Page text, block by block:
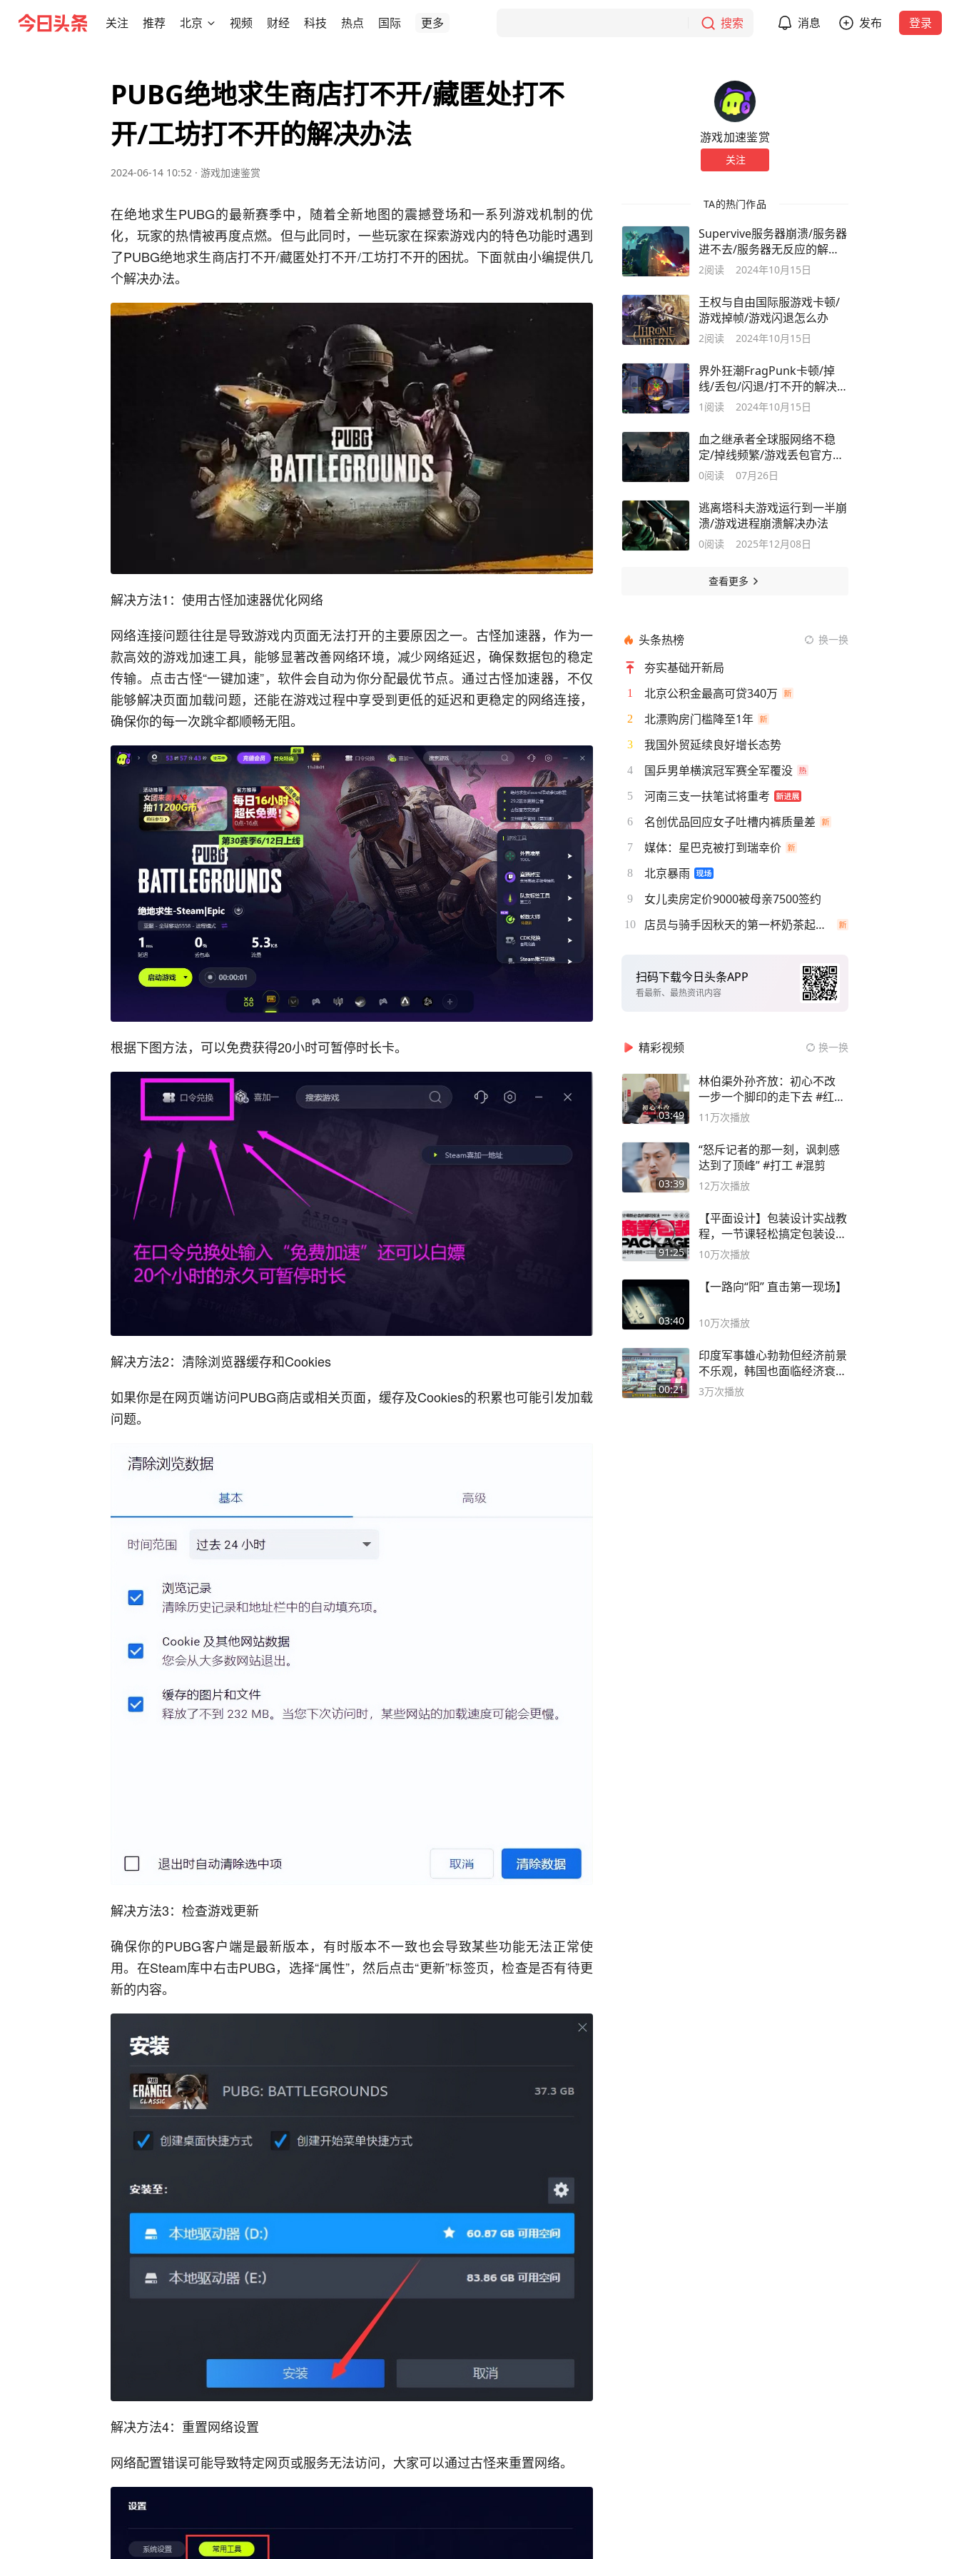
关注 推荐 北京 视频 财经 科技 热点 国际 更多 搜索 消息 发布 登录
PUBG绝地求生商店打不开/藏匿处打不
开/工坊打不开的解决办法
2024-06-14 10:52 · 游戏加速鉴赏
在绝地求生PUBG的最新赛季中，随着全新地图的震撼登场和一系列游戏机制的优
化，玩家的热情被再度点燃。但与此同时，一些玩家在探索游戏内的特色功能时遇到
了PUBG绝地求生商店打不开/藏匿处打不开/工坊打不开的困扰。下面就由小编提供几
个解决办法。
解决方法1：使用古怪加速器优化网络
网络连接问题往往是导致游戏内页面无法打开的主要原因之一。古怪加速器，作为一
款高效的游戏加速工具，能够显著改善网络环境，减少网络延迟，确保数据包的稳定
传输。点击古怪“一键加速”，软件会自动为你分配最优节点。通过古怪加速器，不仅
能够解决页面加载问题，还能在游戏过程中享受到更低的延迟和更稳定的网络连接，
确保你的每一次跳伞都顺畅无阻。
根据下图方法，可以免费获得20小时可暂停时长卡。
解决方法2：清除浏览器缓存和Cookies
如果你是在网页端访问PUBG商店或相关页面，缓存及Cookies的积累也可能引发加载
问题。
解决方法3：检查游戏更新
确保你的PUBG客户端是最新版本，有时版本不一致也会导致某些功能无法正常使
用。在Steam库中右击PUBG，选择“属性”，然后点击“更新”标签页，检查是否有待更
新的内容。
解决方法4：重置网络设置
网络配置错误可能导致特定网页或服务无法访问，大家可以通过古怪来重置网络。
游戏加速鉴赏
关注
TA的热门作品
Supervive服务器崩溃/服务器
进不去/服务器无反应的解决
办法
2阅读 2024年10月15日
王权与自由国际服游戏卡顿/
游戏掉帧/游戏闪退怎么办
2阅读 2024年10月15日
界外狂潮FragPunk卡顿/掉
线/丢包/闪退/打不开的解决办
法
1 阅读 2024年10月15日
血之继承者全球服网络不稳
定/掉线频繁/游戏丢包官方解
决方案
0阅读 07月26日
逃离塔科夫游戏运行到一半崩
溃/游戏进程崩溃解决办法
0阅读 2025年12月08日
查看更多
头条热榜 换一换
夯实基础开新局
1 北京公积金最高可贷340万
2 北漂购房门槛降至1年
3 我国外贸延续良好增长态势
4 国乒男单横滨冠军赛全军覆没
5 河南三支一扶笔试将重考
6 名创优品回应女子吐槽内裤质量差
7 媒体：星巴克被打到瑞幸价
8 北京暴雨
9 女儿卖房定价9000被母亲7500签约
10 店员与骑手因秋天的第一杯奶茶起冲突
扫码下载今日头条APP
看最新、最热资讯内容
精彩视频 换一换
03:49
林伯渠外孙齐放：初心不改
一步一个脚印的走下去 #红船
论坛
11万次播放
03:39
“怒斥记者的那一刻，讽刺感
达到了顶峰” #打工 #混剪
12万次播放
91:25
【平面设计】包装设计实战教
程，一节课轻松搞定包装设计
流程！
10万次播放
03:40
【一路向“阳” 直击第一现场】
10万次播放
00:21
印度军事雄心勃勃但经济前景
不乐观，韩国也面临经济衰退
风险
3万次播放